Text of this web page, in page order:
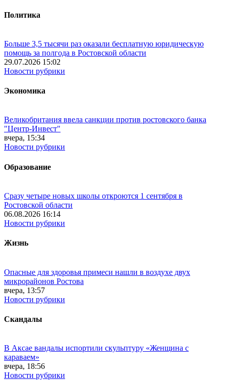
Политика
Больше 3,5 тысячи раз оказали бесплатную юридическую
помощь за полгода в Ростовской области
29.07.2026 15:02
Новости рубрики
Экономика
Великобритания ввела санкции против ростовского банка
"Центр-Инвест"
вчера, 15:34
Новости рубрики
Образование
Сразу четыре новых школы откроются 1 сентября в
Ростовской области
06.08.2026 16:14
Новости рубрики
Жизнь
Опасные для здоровья примеси нашли в воздухе двух
микрорайонов Ростова
вчера, 13:57
Новости рубрики
Скандалы
В Аксае вандалы испортили скульптуру «Женщина с
караваем»
вчера, 18:56
Новости рубрики